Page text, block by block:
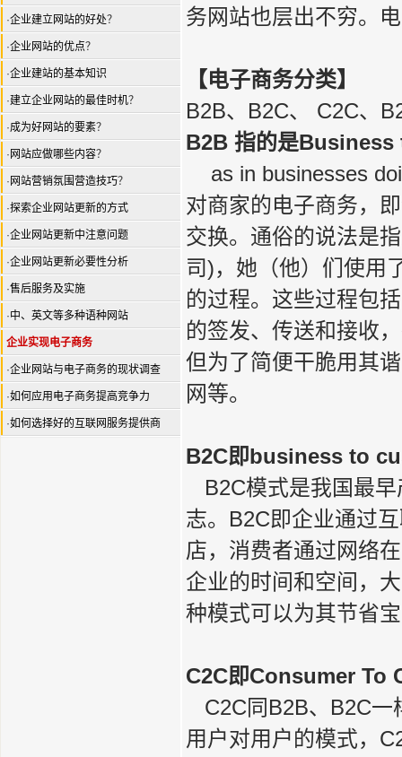
·企业建立网站的好处？
·企业网站的优点？
·企业建站的基本知识
·建立企业网站的最佳时机？
·成为好网站的要素？
· 网站应做哪些内容？
· 网站营销氛围营造技巧？
·探索企业网站更新的方式
·企业网站更新中注意问题
·企业网站更新必要性分析
·售后服务及实施
·中、英文等多种语种网站
企业实现电子商务
·企业网站与电子商务的现状调查
·如何应用电子商务提高竞争力
·如何选择好的互联网服务提供商
务网站也层出不穷。
【电子商务分类】
B2B、B2C、 C2C、
B2B 指的是
as in businesses
对商家的电子商务，
交换。通俗的说法是
司)，她（他）们使用
的过程。这些过程包
的签发、传送和接收
但为了简便干脆用其
网等。
B2C即business to
B2C模式是我国最早
志。B2C即企业通过
店，消费者通过网络
企业的时间和空间，
种模式可以为其节省
C2C即Consumer To
C2C同B2B、B2C一
用户对用户的模式，